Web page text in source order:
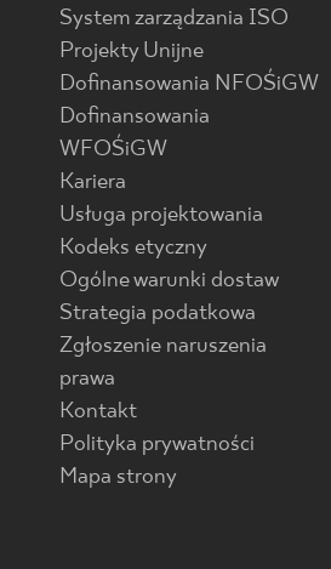
System zarządzania ISO
Projekty Unijne
Dofinansowania NFOŚiGW
Dofinansowania
WFOŚiGW
Kariera
Usługa projektowania
Kodeks etyczny
Ogólne warunki dostaw
Strategia podatkowa
Zgłoszenie naruszenia
prawa
Kontakt
Polityka prywatności
Mapa strony